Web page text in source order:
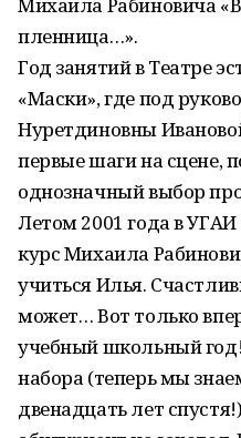
пленница…».
Год занятий в Театре
«Маски», где под
Нуретдиновны
первые шаги на сцене,
однозначный выбор
Летом 2001 года в
курс Михаила
учиться Илья.
может… Вот только
учебный школьный
набора (теперь мы
двенадцать лет